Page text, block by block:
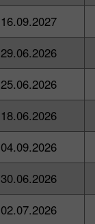
16.09.2027
29.06.2026
25.06.2026
18.06.2026
04.09.2026
30.06.2026
02.07.2026